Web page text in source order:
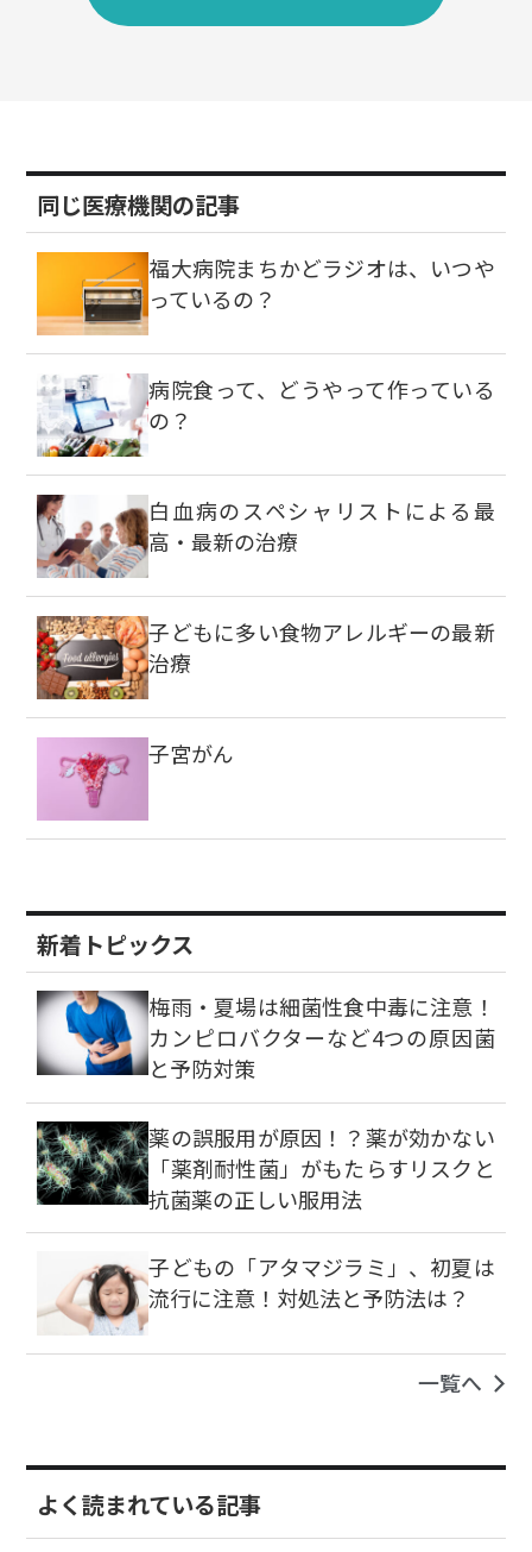
同じ医療機関の記事
福大病院まちかどラジオは、いつや
っているの？
病院食って、どうやって作っている
の？
白血病のスペシャリストによる最
高・最新の治療
子どもに多い食物アレルギーの最新
治療
子宮がん
新着トピックス
梅雨・夏場は細菌性食中毒に注意！
カンピロバクターなど4つの原因菌
と予防対策
薬の誤服用が原因！？薬が効かない
「薬剤耐性菌」がもたらすリスクと
抗菌薬の正しい服用法
子どもの「アタマジラミ」、初夏は
流行に注意！対処法と予防法は？
一覧へ
よく読まれている記事